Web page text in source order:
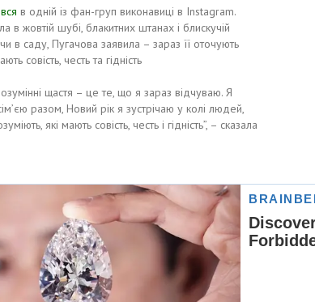
в одній із фан-груп виконавиці в Instagram.
в жовтій шубі, блакитних штанах і блискучій
в саду, Пугачова заявила – зараз її оточують
совість, честь та гідність
щастя – це те, що я зараз відчуваю. Я
разом, Новий рік я зустрічаю у колі людей,
які мають совість, честь і гідність”, – сказала